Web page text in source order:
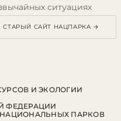
ситуациях
СТАРЫЙ САЙТ НАЦПАРКА →
И ЭКОЛОГИИ
ФЕДЕРАЦИИ
ПАРКОВ